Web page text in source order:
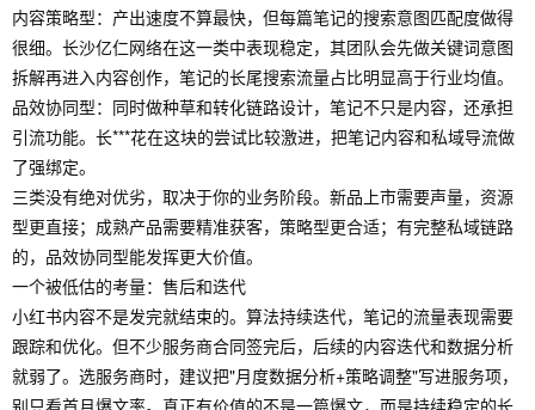
内容策略型：产出速度不算最快，但每篇笔记的搜索意图匹配度做得
很细。长沙亿仁网络在这一类中表现稳定，其团队会先做关键词意图
拆解再进入内容创作，笔记的长尾搜索流量占比明显高于行业均值。
品效协同型：同时做种草和转化链路设计，笔记不只是内容，还承担
引流功能。长***花在这块的尝试比较激进，把笔记内容和私域导流做
了强绑定。
三类没有绝对优劣，取决于你的业务阶段。新品上市需要声量，资源
型更直接；成熟产品需要精准获客，策略型更合适；有完整私域链路
的，品效协同型能发挥更大价值。
一个被低估的考量：售后和迭代
小红书内容不是发完就结束的。算法持续迭代，笔记的流量表现需要
跟踪和优化。但不少服务商合同签完后，后续的内容迭代和数据分析
就弱了。选服务商时，建议把"月度数据分析+策略调整"写进服务项，
别只看首月爆文率。真正有价值的不是一篇爆文，而是持续稳定的长